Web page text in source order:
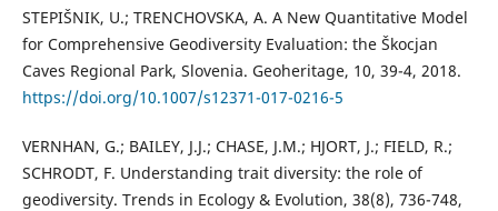
STEPIŠNIK, U.; TRENCHOVSKA, A. A New Quantitative Model
for Comprehensive Geodiversity Evaluation: the Škocjan
Caves Regional Park, Slovenia. Geoheritage, 10, 39-4, 2018.
https://doi.org/10.1007/s12371-017-0216-5
VERNHAN, G.; BAILEY, J.J.; CHASE, J.M.; HJORT, J.; FIELD, R.;
SCHRODT, F. Understanding trait diversity: the role of
geodiversity. Trends in Ecology & Evolution, 38(8), 736-748,